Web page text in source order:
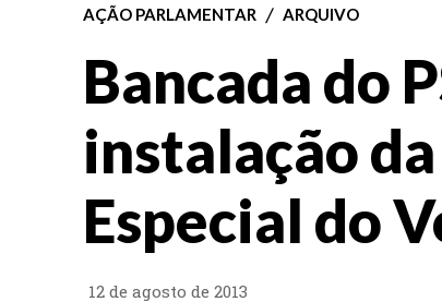
AÇÃO PARLAMENTAR ARQUIVO
Bancada do
instalação
Especial do
12 de agosto de 2013